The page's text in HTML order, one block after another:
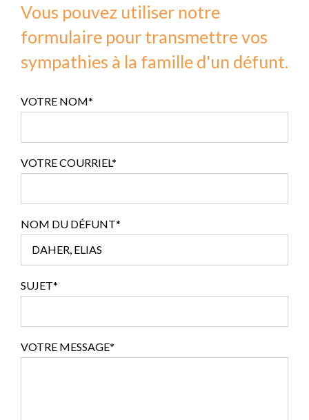
Vous pouvez utiliser notre
formulaire pour transmettre vos
sympathies à la famille d'un défunt.
VOTRE NOM*
VOTRE COURRIEL*
NOM DU DÉFUNT*
SUJET*
VOTRE MESSAGE*